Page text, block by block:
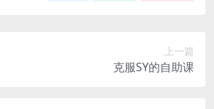
上一篇
克服SY的自助课